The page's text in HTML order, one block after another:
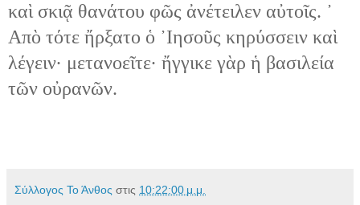
καὶ σκιᾷ θανάτου φῶς ἀνέτειλεν αὐτοῖς. ᾿
Απὸ τότε ἤρξατο ὁ ᾿Ιησοῦς κηρύσσειν καὶ
λέγειν· μετανοεῖτε· ἤγγικε γὰρ ἡ βασιλεία
τῶν οὐρανῶν.
Σύλλογος Το Άνθος στις 10:22:00 μ.μ.